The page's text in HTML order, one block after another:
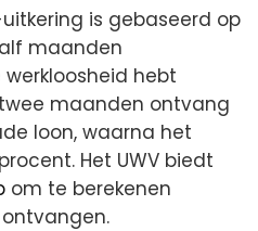
is gebaseerd op
maanden
werkloosheid hebt
maanden ontvang
loon, waarna het
Het UWV biedt
om te berekenen